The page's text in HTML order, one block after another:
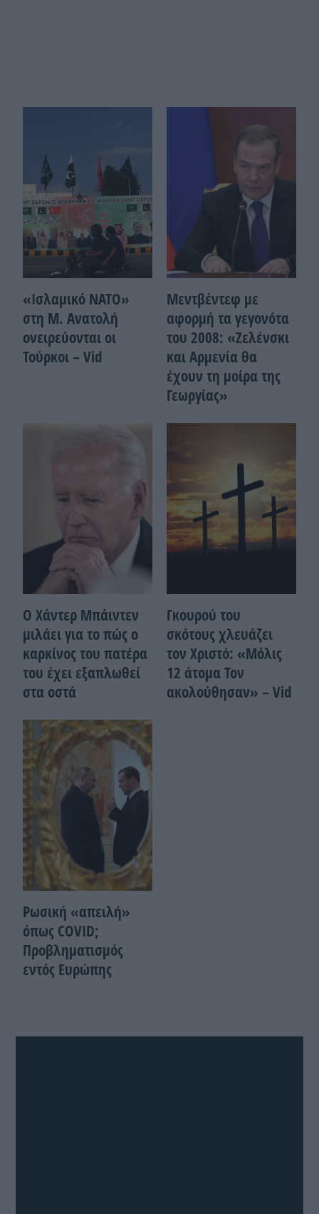
«Ισλαμικό ΝΑΤΟ»
στη Μ. Ανατολή
ονειρεύονται οι
Τούρκοι – Vid
Μεντβέντεφ με
αφορμή τα γεγονότα
του 2008: «Ζελένσκι
και Αρμενία θα
έχουν τη μοίρα της
Γεωργίας»
Ο Χάντερ Μπάιντεν
μιλάει για το πώς ο
καρκίνος του πατέρα
του έχει εξαπλωθεί
στα οστά
Γκουρού του
σκότους χλευάζει
τον Χριστό: «Μόλις
12 άτομα Τον
ακολούθησαν» – Vid
Ρωσική «απειλή»
όπως COVID;
Προβληματισμός
εντός Ευρώπης